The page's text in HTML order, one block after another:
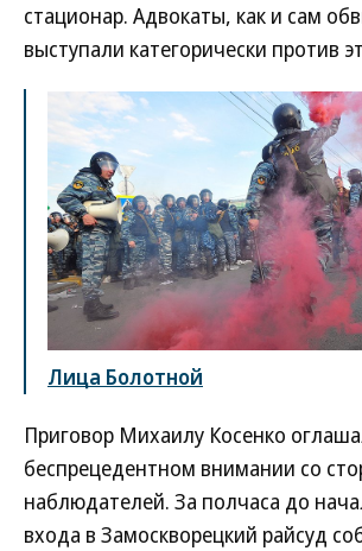
стационар. Адвокаты, как и сам
выступали категорически против
Лица Болотной
Приговор Михаилу Косенко
беспрецедентном внимании со
наблюдателей. За полчаса до
входа в Замоскворецкий райсуд